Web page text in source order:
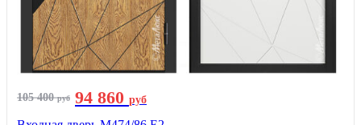
105 400руб 94 860 руб